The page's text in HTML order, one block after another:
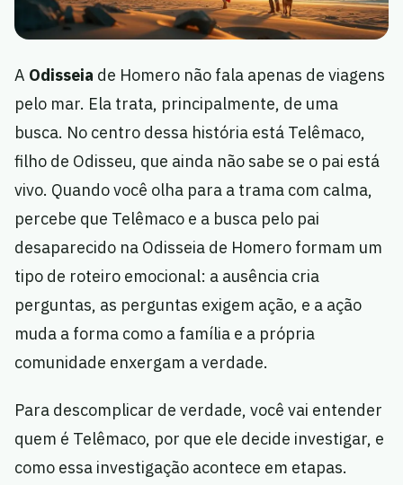
A Odisseia de Homero não fala apenas de viagens
pelo mar. Ela trata, principalmente, de uma
busca. No centro dessa história está Telêmaco,
filho de Odisseu, que ainda não sabe se o pai está
vivo. Quando você olha para a trama com calma,
percebe que Telêmaco e a busca pelo pai
desaparecido na Odisseia de Homero formam um
tipo de roteiro emocional: a ausência cria
perguntas, as perguntas exigem ação, e a ação
muda a forma como a família e a própria
comunidade enxergam a verdade.
Para descomplicar de verdade, você vai entender
quem é Telêmaco, por que ele decide investigar, e
como essa investigação acontece em etapas.